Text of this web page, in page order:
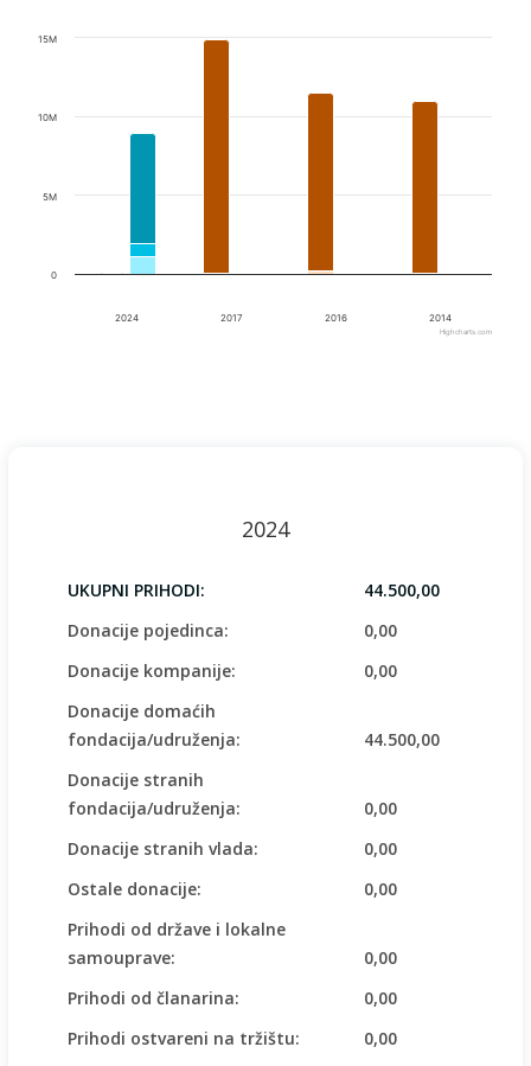
2024 2017 2016 2014
0
5M
10M
15M
Highcharts.com
2024
UKUPNI PRIHODI:
44.500,00
Donacije pojedinca:
0,00
Donacije kompanije:
0,00
Donacije domaćih
fondacija/udruženja:
44.500,00
Donacije stranih
fondacija/udruženja:
0,00
Donacije stranih vlada:
0,00
Ostale donacije:
0,00
Prihodi od države i lokalne
samouprave:
0,00
Prihodi od članarina:
0,00
Prihodi ostvareni na tržištu:
0,00